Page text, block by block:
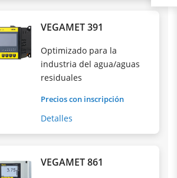
VEGAMET 391
Optimizado para la
industria del agua/aguas
residuales
Precios con inscripción
Detalles
VEGAMET 861